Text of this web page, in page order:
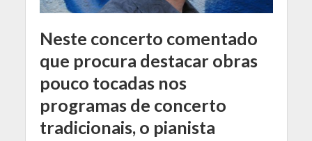
Neste concerto comentado
que procura destacar obras
pouco tocadas nos
programas de concerto
tradicionais, o pianista